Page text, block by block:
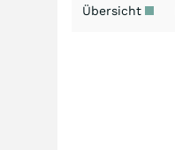
Übersicht